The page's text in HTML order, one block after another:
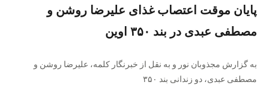
پایان موقت اعتصاب غذای علیرضا روشن و
مصطفی عبدی در بند ۳۵۰ اوین
به گزارش مجذوبان نور و به نقل از خبرنگار کلمه، علیرضا روشن و
مصطفی عبدی، دو زندانی بند ۳۵۰